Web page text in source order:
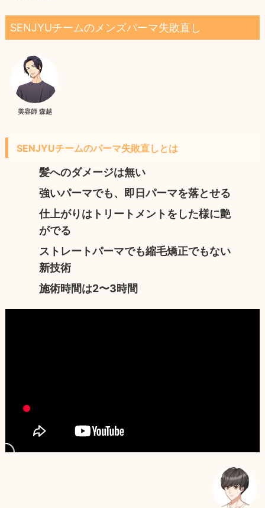
SENJYUチームのメンズパーマ失敗直し
美容師 森越
SENJYUチームのパーマ失敗直しとは
髪へのダメージは無い
強いパーマでも、即日パーマを落とせる
仕上がりはトリートメントをした様に艶
がでる
ストレートパーマでも縮毛矯正でもない
新技術
施術時間は2〜3時間